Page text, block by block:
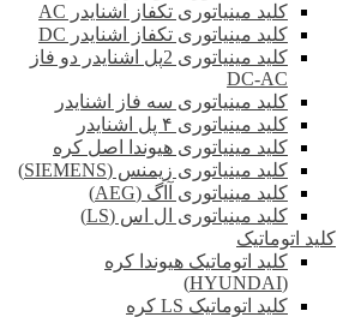
کلید مینیاتوری تکفاز اشنایدر AC
کلید مینیاتوری تکفاز اشنایدر DC
کلید مینیاتوری 2پل اشنایدر دو فاز
DC-AC
کلید مینیاتوری سه فاز اشنایدر
کلید مینیاتوری ۴ پل اشنایدر
کلید مینیاتوری هیوندا اصل کره
کلید مینیاتوری زیمنس (SIEMENS)
کلید مینیاتوری آاگ (AEG)
کلید مینیاتوری ال اس (LS)
کلید اتوماتیک
کلید اتوماتیک هیوندا کره
(HYUNDAI)
کلید اتوماتیک LS کره